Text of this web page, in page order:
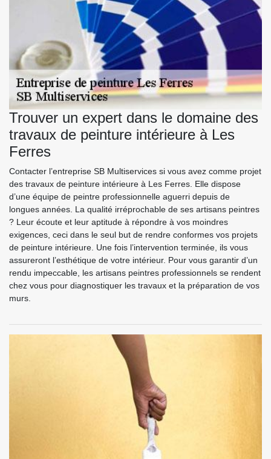
Trouver un expert dans le domaine des
travaux de peinture intérieure à Les
Ferres
Contacter l’entreprise SB Multiservices si vous avez comme projet
des travaux de peinture intérieure à Les Ferres. Elle dispose
d’une équipe de peintre professionnelle aguerri depuis de
longues années. La qualité irréprochable de ses artisans peintres
? Leur écoute et leur aptitude à répondre à vos moindres
exigences, ceci dans le seul but de rendre conformes vos projets
de peinture intérieure. Une fois l’intervention terminée, ils vous
assureront l’esthétique de votre intérieur. Pour vous garantir d’un
rendu impeccable, les artisans peintres professionnels se rendent
chez vous pour diagnostiquer les travaux et la préparation de vos
murs.